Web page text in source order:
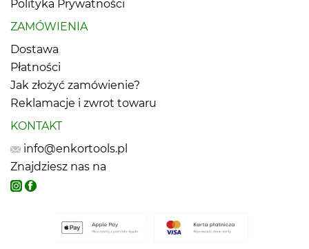
Polityka Prywatności
ZAMÓWIENIA
Dostawa
Płatności
Jak złożyć zamówienie?
Reklamacje i zwrot towaru
KONTAKT
info@enkortools.pl
Znajdziesz nas na